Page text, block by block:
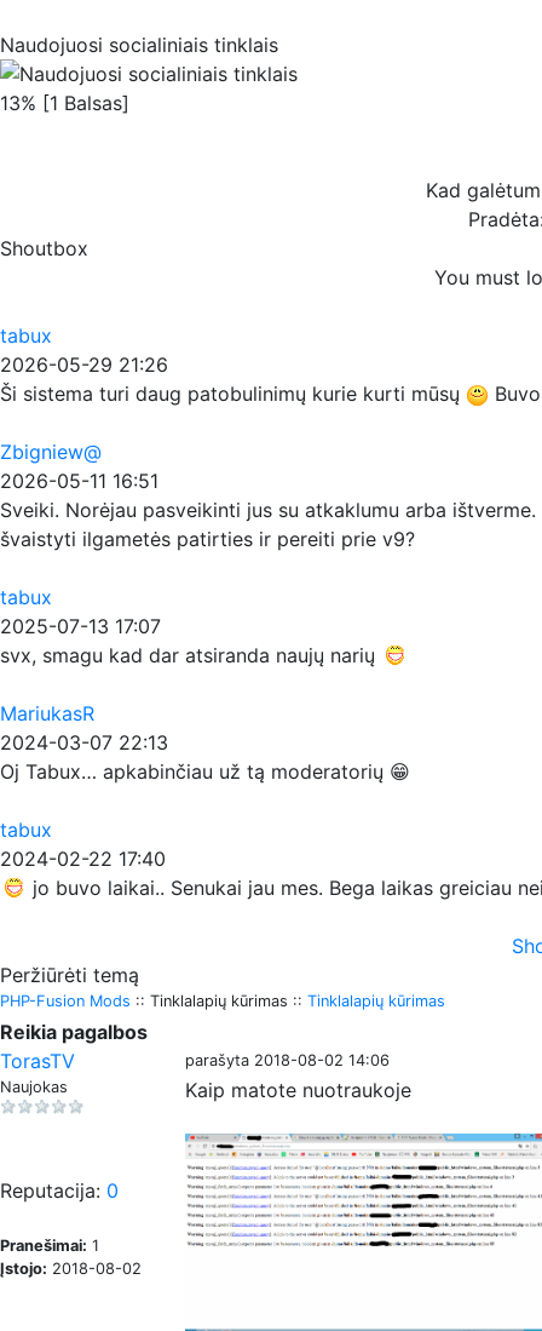
Naudojuosi socialiniais tinklais
13% [1 Balsas]
Kad
Shoutbox
You must
tabux
2026-05-29 21:26
Ši sistema turi daug patobulinimų kurie kurti mūsų
Zbigniew@
2026-05-11 16:51
Sveiki. Norėjau pasveikinti jus su atkaklumu arba
švaistyti ilgametės patirties ir pereiti prie v9?
tabux
2025-07-13 17:07
svx, smagu kad dar atsiranda naujų narių
MariukasR
2024-03-07 22:13
Oj Tabux… apkabinčiau už tą moderatorių 😁
tabux
2024-02-22 17:40
jo buvo laikai.. Senukai jau mes. Bega laikas greiciau
Peržiūrėti temą
PHP-Fusion Mods :: Tinklalapių kūrimas :: Tinklalapių kūrimas
Reikia pagalbos
TorasTV
parašyta 2018-08-02 14:06
Naujokas
Reputacija: 0
Pranešimai: 1
Įstojo: 2018-08-02
Kaip matote nuotraukoje